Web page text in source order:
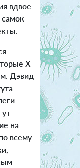
вдвое
самок
X
Дэвид
на
всему